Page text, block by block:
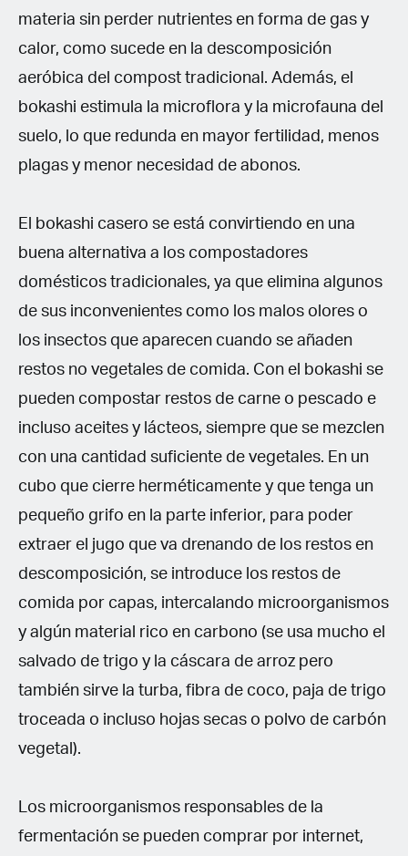
materia sin perder nutrientes en forma de gas y
calor, como sucede en la descomposición
aeróbica del compost tradicional. Además, el
bokashi estimula la microflora y la microfauna del
suelo, lo que redunda en mayor fertilidad, menos
plagas y menor necesidad de abonos.
El bokashi casero se está convirtiendo en una
buena alternativa a los compostadores
domésticos tradicionales, ya que elimina algunos
de sus inconvenientes como los malos olores o
los insectos que aparecen cuando se añaden
restos no vegetales de comida. Con el bokashi se
pueden compostar restos de carne o pescado e
incluso aceites y lácteos, siempre que se mezclen
con una cantidad suficiente de vegetales. En un
cubo que cierre herméticamente y que tenga un
pequeño grifo en la parte inferior, para poder
extraer el jugo que va drenando de los restos en
descomposición, se introduce los restos de
comida por capas, intercalando microorganismos
y algún material rico en carbono (se usa mucho el
salvado de trigo y la cáscara de arroz pero
también sirve la turba, fibra de coco, paja de trigo
troceada o incluso hojas secas o polvo de carbón
vegetal).
Los microorganismos responsables de la
fermentación se pueden comprar por internet,